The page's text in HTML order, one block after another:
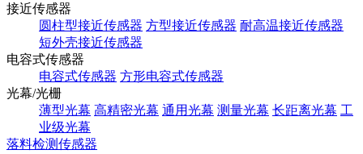
接近传感器
圆柱型接近传感器 方型接近传感器 耐高温接近传感器
短外壳接近传感器
电容式传感器
电容式传感器 方形电容式传感器
光幕/光栅
薄型光幕 高精密光幕 通用光幕 测量光幕 长距离光幕 工
业级光幕
落料检测传感器